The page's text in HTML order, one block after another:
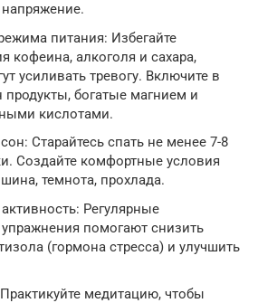
питания: Избегайте
кофеина, алкоголя и сахара,
усиливать тревогу. Включите в
продукты, богатые магнием и
кислотами.
Старайтесь спать не менее 7-8
Создайте комфортные условия
темнота, прохлада.
Регулярные
помогают снизить
(гормона стресса) и улучшить
медитацию, чтобы